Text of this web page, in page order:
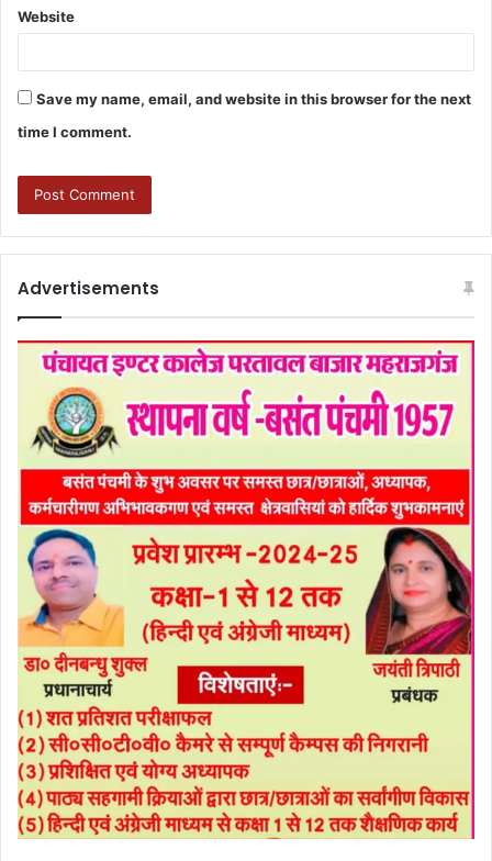
Website
Save my name, email, and website in this browser for the next
time I comment.
Advertisements